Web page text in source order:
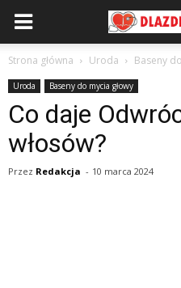
Strona główna Uroda Baseny
Uroda Baseny do mycia głowy
Co daje
włosów?
Przez Redakcja - 10 marca 2024